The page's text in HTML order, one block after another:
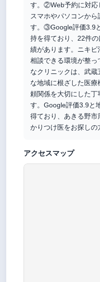
す。②Web予約に対応
スマホやパソコンか
す。③Google評価3.9
持を得ており、22件
績があります。ニキ
相談できる環境が整
なクリニックは、武
な地域に根ざした医
頼関係を大切にした丁
す。Google評価3.9と
得ており、あきる野
かりつけ医をお探しの
アクセスマップ